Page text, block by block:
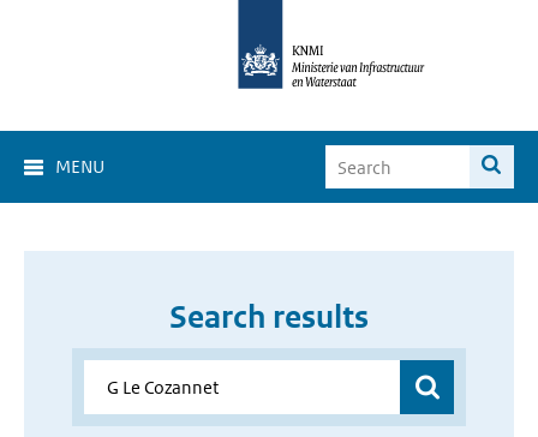
MENU
Search results